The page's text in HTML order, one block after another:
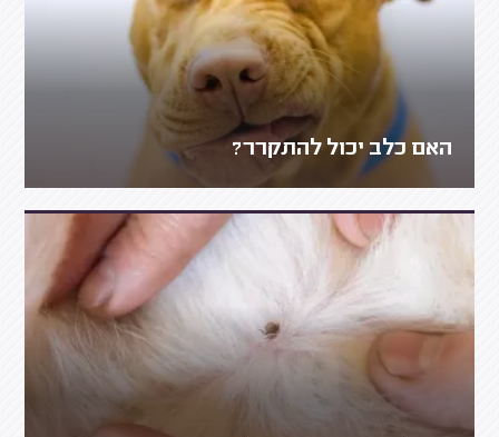
האם כלב יכול להתקרר?